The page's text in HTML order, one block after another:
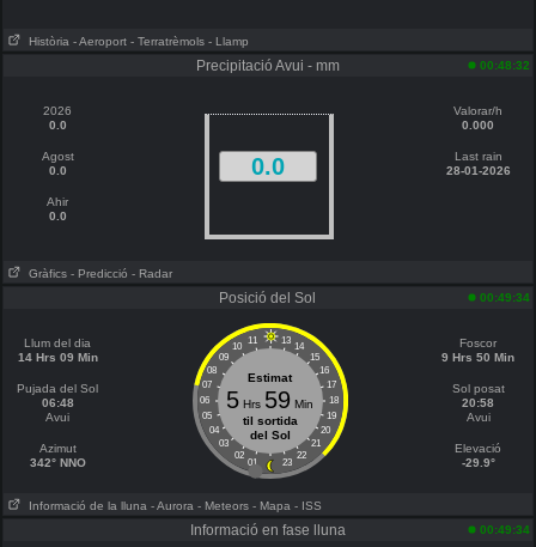
Història - Aeroport - Terratrèmols - Llamp
Precipitació Avui - mm 00:48:32
2026
0.0
Agost
0.0
Ahir
0.0
0.0
Valorar/h
0.000
Last rain
28-01-2026
Gràfics - Predicció - Radar
Posició del Sol 00:49:34
Llum del dia
14 Hrs 09 Min
Pujada del Sol
06:48
Avui
Azimut
342° NNO
11 13
10
14
09
15
08
16
07
17
06
18
05
19
04
20
03
21
02
22
01 23
Estimat
5 Hrs 59 Min
til sortida
del Sol
Foscor
9 Hrs 50 Min
Sol posat
20:58
Avui
Elevació
-29.9°
Informació de la lluna - Aurora - Meteors - Mapa - ISS
Informació en fase lluna 00:49:34